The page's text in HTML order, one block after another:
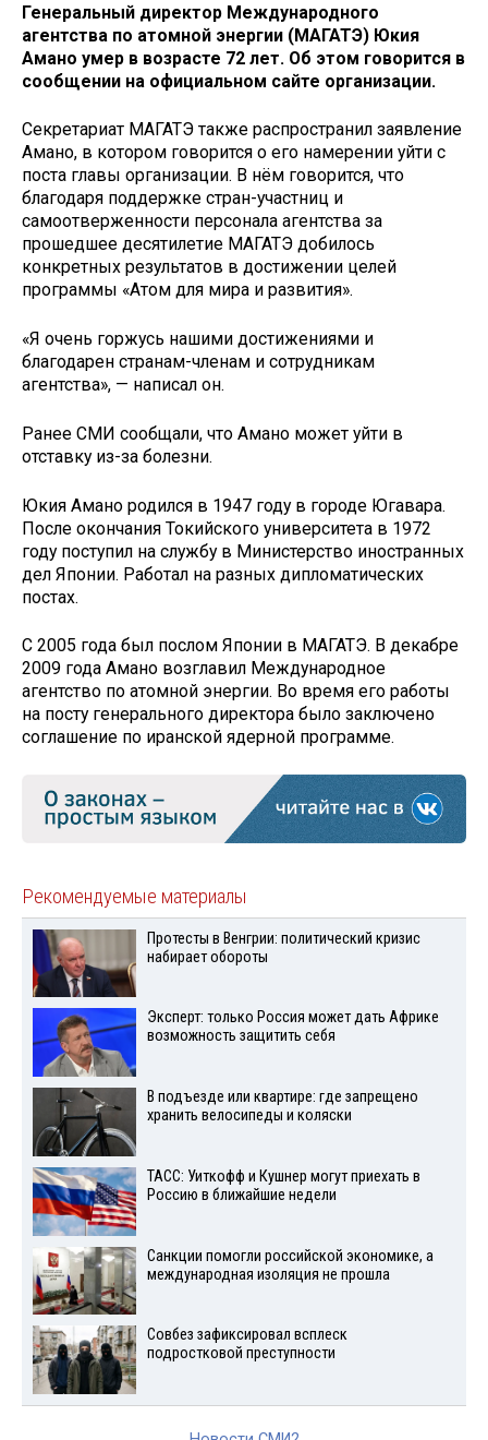
Генеральный директор Международного
агентства по атомной энергии (МАГАТЭ) Юкия
Амано умер в возрасте 72 лет. Об этом говорится в
сообщении на официальном сайте организации.
Секретариат МАГАТЭ также распространил заявление
Амано, в котором говорится о его намерении уйти с
поста главы организации. В нём говорится, что
благодаря поддержке стран-участниц и
самоотверженности персонала агентства за
прошедшее десятилетие МАГАТЭ добилось
конкретных результатов в достижении целей
программы «Атом для мира и развития».
«Я очень горжусь нашими достижениями и
благодарен странам-членам и сотрудникам
агентства», — написал он.
Ранее СМИ сообщали, что Амано может уйти в
отставку из-за болезни.
Юкия Амано родился в 1947 году в городе Югавара.
После окончания Токийского университета в 1972
году поступил на службу в Министерство иностранных
дел Японии. Работал на разных дипломатических
постах.
С 2005 года был послом Японии в МАГАТЭ. В декабре
2009 года Амано возглавил Международное
агентство по атомной энергии. Во время его работы
на посту генерального директора было заключено
соглашение по иранской ядерной программе.
Рекомендуемые материалы
Протесты в Венгрии: политический кризис
набирает обороты
Эксперт: только Россия может дать Африке
возможность защитить себя
В подъезде или квартире: где запрещено
хранить велосипеды и коляски
ТАСС: Уиткофф и Кушнер могут приехать в
Россию в ближайшие недели
Санкции помогли российской экономике, а
международная изоляция не прошла
Совбез зафиксировал всплеск
подростковой преступности